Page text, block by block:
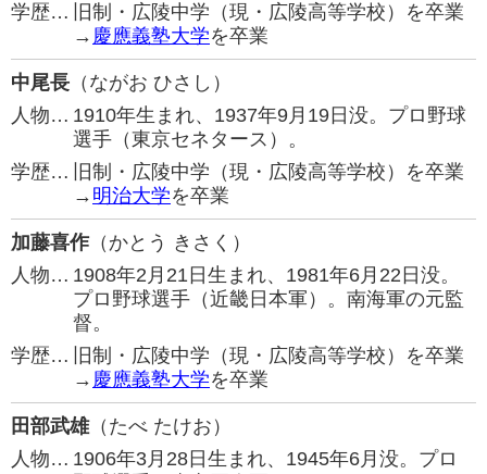
学歴…
旧制・広陵中学（現・広陵高等学校）を卒業
→ 慶應義塾大学を卒業
中尾長 （ながお ひさし）
人物… 1910年生まれ、1937年9月19日没。プロ野球
選手（東京セネタース）。
学歴…
旧制・広陵中学（現・広陵高等学校）を卒業
→ 明治大学を卒業
加藤喜作（かとう きさく）
人物… 1908年2月21日生まれ、1981年6月22日没。
プロ野球選手（近畿日本軍）。南海軍の元監
督。
学歴…
旧制・広陵中学（現・広陵高等学校）を卒業
→ 慶應義塾大学を卒業
田部武雄（たべ たけお）
人物… 1906年3月28日生まれ、1945年6月没。プロ